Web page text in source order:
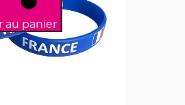
au panier